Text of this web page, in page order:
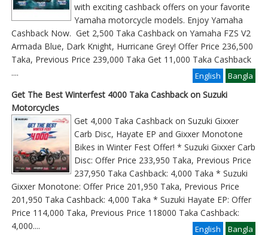
with exciting cashback offers on your favorite
Yamaha motorcycle models. Enjoy Yamaha
Cashback Now. Get 2,500 Taka Cashback on Yamaha FZS V2
Armada Blue, Dark Knight, Hurricane Grey! Offer Price 236,500
Taka, Previous Price 239,000 Taka Get 11,000 Taka Cashback
Bangla
.... English
Get The Best Winterfest 4000 Taka Cashback on Suzuki
Motorcycles
Get 4,000 Taka Cashback on Suzuki Gixxer
Carb Disc, Hayate EP and Gixxer Monotone
Bikes in Winter Fest Offer! * Suzuki Gixxer Carb
Disc: Offer Price 233,950 Taka, Previous Price
237,950 Taka Cashback: 4,000 Taka * Suzuki
Gixxer Monotone: Offer Price 201,950 Taka, Previous Price
201,950 Taka Cashback: 4,000 Taka * Suzuki Hayate EP: Offer
Price 114,000 Taka, Previous Price 118000 Taka Cashback:
4,000
Bangla
.... English